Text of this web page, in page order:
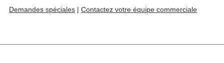
Demandes spéciales | Contactez votre équipe commerciale